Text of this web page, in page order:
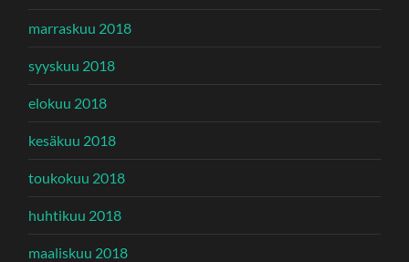
marraskuu 2018
syyskuu 2018
elokuu 2018
kesäkuu 2018
toukokuu 2018
huhtikuu 2018
maaliskuu 2018